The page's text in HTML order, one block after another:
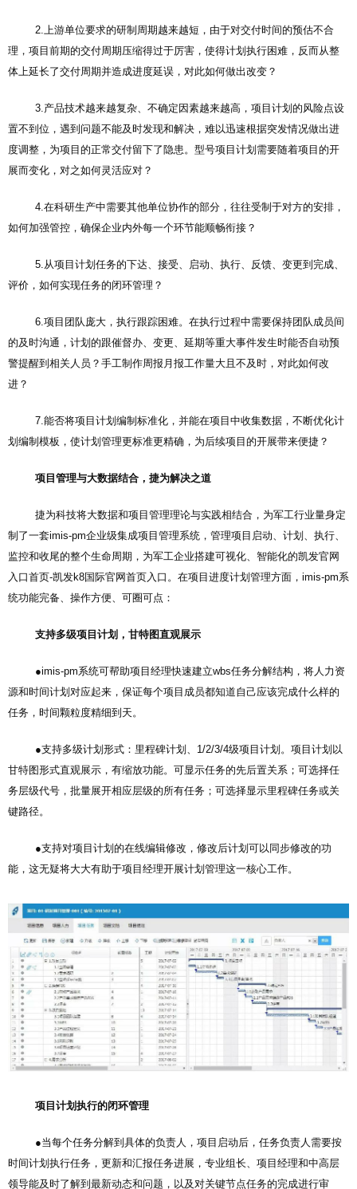
2.上游单位要求的研制周期越来越短，由于对交付时间的预估不合
理，项目前期的交付周期压缩得过于厉害，使得计划执行困难，反而从整
体上延长了交付周期并造成进度延误，对此如何做出改变？
3.产品技术越来越复杂、不确定因素越来越高，项目计划的风险点设
置不到位，遇到问题不能及时发现和解决，难以迅速根据突发情况做出进
度调整，为项目的正常交付留下了隐患。型号项目计划需要随着项目的开
展而变化，对之如何灵活应对？
4.在科研生产中需要其他单位协作的部分，往往受制于对方的安排，
如何加强管控，确保企业内外每一个环节能顺畅衔接？
5.从项目计划任务的下达、接受、启动、执行、反馈、变更到完成、
评价，如何实现任务的闭环管理？
6.项目团队庞大，执行跟踪困难。在执行过程中需要保持团队成员间
的及时沟通，计划的跟催督办、变更、延期等重大事件发生时能否自动预
警提醒到相关人员？手工制作周报月报工作量大且不及时，对此如何改
进？
7.能否将项目计划编制标准化，并能在项目中收集数据，不断优化计
划编制模板，使计划管理更标准更精确，为后续项目的开展带来便捷？
项目管理与大数据结合，捷为解决之道
捷为科技将大数据和项目管理理论与实践相结合，为军工行业量身定
制了一套imis-pm企业级集成项目管理系统，管理项目启动、计划、执行、
监控和收尾的整个生命周期，为军工企业搭建可视化、智能化的凯发官网
入口首页-凯发k8国际官网首页入口 。在项目进度计划管理方面，imis-pm系
统功能完备、操作方便、可圈可点：
支持多级项目计划，甘特图直观展示
●imis-pm系统可帮助项目经理快速建立wbs任务分解结构，将人力资
源和时间计划对应起来，保证每个项目成员都知道自己应该完成什么样的
任务，时间颗粒度精细到天。
●支持多级计划形式：里程碑计划、1/2/3/4级项目计划。项目计划以
甘特图形式直观展示，有缩放功能。可显示任务的先后置关系；可选择任
务层级代号，批量展开相应层级的所有任务；可选择显示里程碑任务或关
键路径。
●支持对项目计划的在线编辑修改，修改后计划可以同步修改的功
能，这无疑将大大有助于项目经理开展计划管理这一核心工作。
项目计划执行的闭环管理
●当每个任务分解到具体的负责人，项目启动后，任务负责人需要按
时间计划执行任务，更新和汇报任务进展，专业组长、项目经理和中高层
领导能及时了解到最新动态和问题，以及对关键节点任务的完成进行审